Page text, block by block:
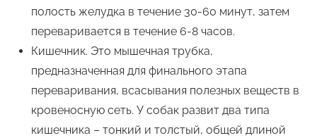
полость желудка в течение 30-60 минут, затем
переваривается в течение 6-8 часов.
Кишечник. Это мышечная трубка,
предназначенная для финального этапа
переваривания, всасывания полезных веществ в
кровеносную сеть. У собак развит два типа
кишечника – тонкий и толстый, общей длиной